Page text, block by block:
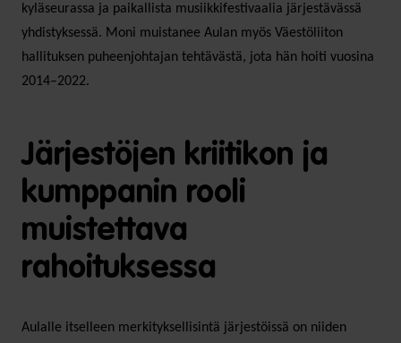
kyläseurassa ja paikallista musiikkifestivaalia järjestävässä
yhdistyksessä. Moni muistanee Aulan myös Väestöliiton
hallituksen puheenjohtajan tehtävästä, jota hän hoiti vuosina
2014–2022.
Järjestöjen kriitikon ja
kumppanin rooli
muistettava
rahoituksessa
Aulalle itselleen merkityksellisintä järjestöissä on niiden